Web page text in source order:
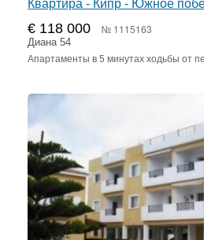
Квартира - Кипр - Южное
€ 118 000 № 1115163
Диана 54
Апартаменты в 5 минутах ходьбы от